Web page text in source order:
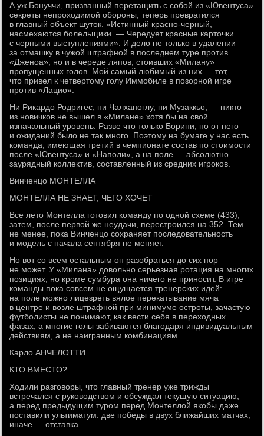
А уж Бонуччи, призванный перетащить с собой из «Ювентуса»
секреты непроходимой обороны, теперь превратился
в главный объект шуток. «Истинный красно-черный, —
насмехаются болельщики. — Чередует красные карточки
с черными выступлениями». И дело не только в удалении
за отмашку в чужой штрафной в последнем туре против
«Дженоа», но и в череде ляпов, стоивших «Милану»
пропущенных голов. Мой самый любимый из них — тот,
что привел к четвертому голу Иммобиле в позорной игре
против «Лацио».
Ни Рикардо Родригес, ни Чалханоглу, ни Музаккьо, — никто
из новичков не вышел в «Милане» хотя бы на свой
изначальный уровень. Разве что только Борини, но от него
и ожиданий было не так много. Поэтому на бумаге у нас есть
команда, имеющая третий в чемпионате состав по стоимости
после «Ювентуса» и «Наполи», а на поле — абсолютно
заурядный коллектив, составленный из средних игроков.
Винченцо МОНТЕЛЛА
МОНТЕЛЛА НЕ ЗНАЕТ, ЧЕГО ХОЧЕТ
Все лето Монтелла готовил команду по одной схеме (433),
затем, после первой же неудачи, перестроился на 352. Тем
не менее, пока Винченцо сохраняет последовательность
и модель с начала сентября не меняет.
Но вот со всем остальным он разобраться до сих пор
не может. У «Милана» довольно серьезная ротация на многих
позициях, но кроме сумбура она ничего не приносит. В игре
команды пока совсем не ощущается тренерских идей:
на поле можно лицезреть вялое перекатывание мяча
в центре и возле штрафной при минимуме остроты, зачастую
футболисты не понимают, как вести себя в переходных
фазах, а многие голы забиваются благодаря индивидуальным
действиям, а не наигранным комбинациям.
Карло АНЧЕЛОТТИ
КТО ВМЕСТО?
Ходили разговоры, что главный тренер уже трижды
встречался с руководством и обсуждал текущую ситуацию,
а перед предыдущим туром перед Монтеллой якобы даже
поставили ультиматум: две победы в двух ближайших матчах,
иначе — отставка.